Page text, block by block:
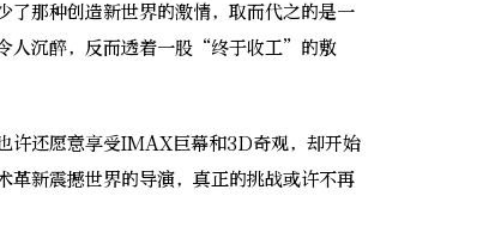
那种创造新世界的激情，取而代之的是一
人沉醉，反而透着一股“终于收工”的敷
还愿意享受IMAX巨幕和3D奇观，却开始
革新震撼世界的导演，真正的挑战或许不再